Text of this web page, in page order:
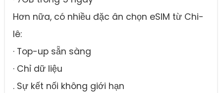
Hơn nữa, có nhiều đặc ân chọn eSIM từ Chi-
lê:
· Top-up sẵn sàng
· Chỉ dữ liệu
. Sự kết nối không giới hạn